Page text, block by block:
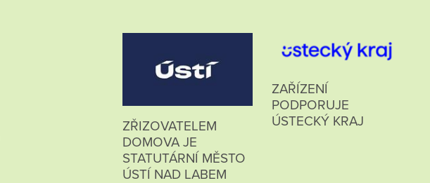
ZŘIZOVATELEM
DOMOVA JE
STATUTÁRNÍ MĚSTO
ÚSTÍ NAD LABEM
ZAŘÍZENÍ
PODPORUJE
ÚSTECKÝ KRAJ